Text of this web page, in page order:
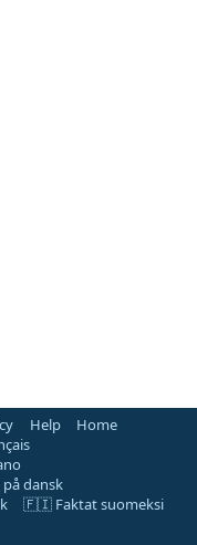
Help
Home
dansk
🇫🇮 Faktat suomeksi